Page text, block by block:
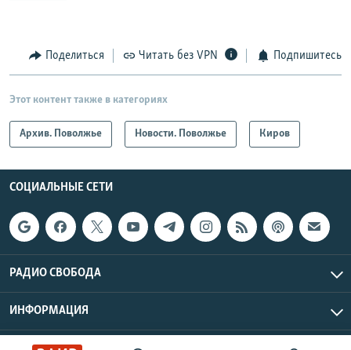
Поделиться Читать без VPN Подпишитесь
Этот контент также в категориях
Архив. Поволжье Новости. Поволжье Киров
СОЦИАЛЬНЫЕ СЕТИ
РАДИО СВОБОДА
ИНФОРМАЦИЯ